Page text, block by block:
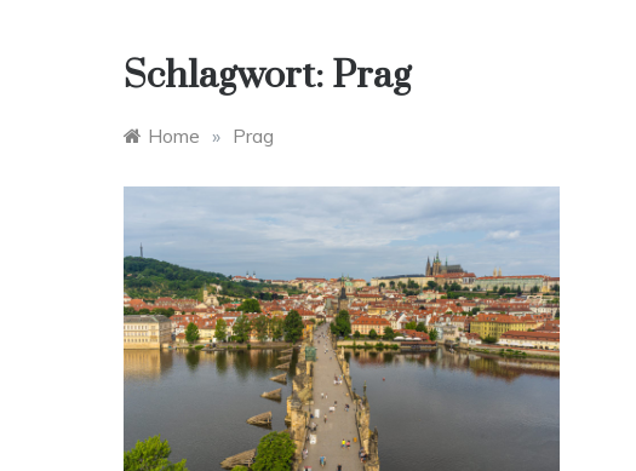
Schlagwort: Prag
Home » Prag